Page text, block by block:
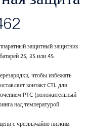
защитный защитник
2S, 3S или 4S.
чтобы избежать
контакт CTL для
PTC (положительный
над температурой
с чрезвычайно низким